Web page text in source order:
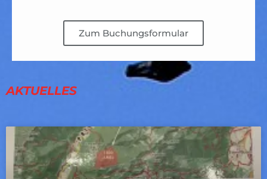
Zum Buchungsformular
AKTUELLES